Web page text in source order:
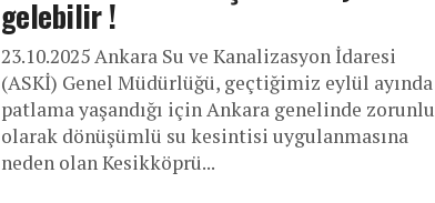
gelebilir !
23.10.2025 Ankara Su ve Kanalizasyon İdaresi
(ASKİ) Genel Müdürlüğü, geçtiğimiz eylül ayında
patlama yaşandığı için Ankara genelinde zorunlu
olarak dönüşümlü su kesintisi uygulanmasına
neden olan Kesikköprü...